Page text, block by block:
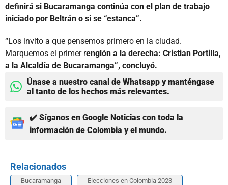
definirá si Bucaramanga continúa con el plan de trabajo
iniciado por Beltrán o si se “estanca”.
“Los invito a que pensemos primero en la ciudad.
Marquemos el primer renglón a la derecha: Cristian Portilla,
a la Alcaldía de Bucaramanga”, concluyó.
Únase a nuestro canal de Whatsapp y manténgase
al tanto de los hechos más relevantes.
✔️ Síganos en Google Noticias con toda la
información de Colombia y el mundo.
Relacionados
Bucaramanga Elecciones en Colombia 2023